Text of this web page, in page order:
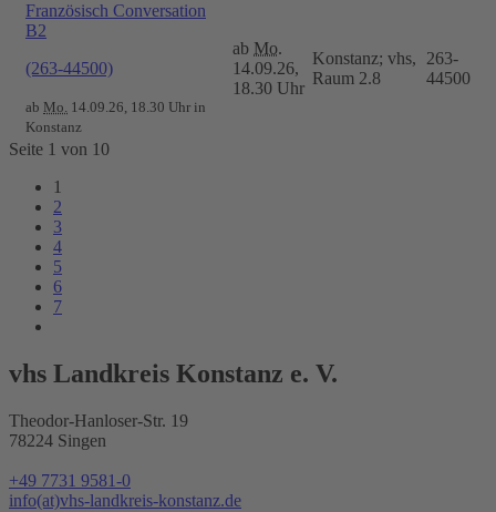
Französisch Conversation
B2
(263-44500)
ab Mo. 14.09.26, 18.30 Uhr in
Konstanz
ab Mo.
14.09.26,
18.30 Uhr
Konstanz; vhs,
Raum 2.8
263-
44500
Seite 1 von 10
1
2
3
4
5
6
7
vhs Landkreis Konstanz e. V.
Theodor-Hanloser-Str. 19
78224 Singen
+49 7731 9581-0
info(at)vhs-landkreis-konstanz.de